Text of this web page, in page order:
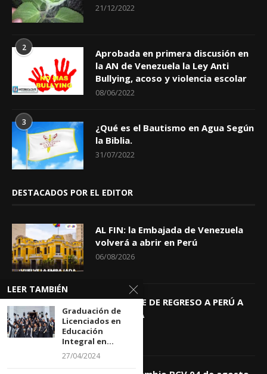
21/12/2022
2
Aprobada en primera discusión en
la AN de Venezuela la Ley Anti
Bullying, acoso y violencia escolar
08/06/2022
3
¿Qué es el Bautismo en Agua Según
la Biblia.
31/07/2022
DESTACADOS POR EL EDITOR
AL FIN: la Embajada de Venezuela
volverá a abrir en Perú
06/08/2026
KEIKO TRAE DE REGRESO A PERÚ A
GIOVANNA
04/08/2026
LEER TAMBIÉN
Graduación de
Licenciados en
Educación
Integral en...
27/04/2024